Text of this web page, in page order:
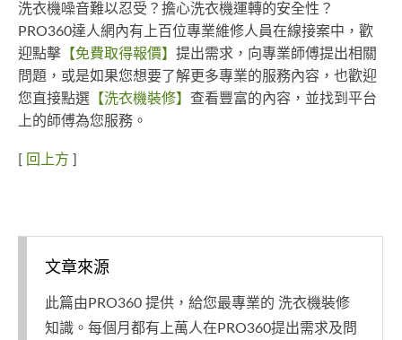
洗衣機噪音難以忍受？擔心洗衣機運轉的安全性？
PRO360達人網內有上百位專業維修人員在線接案中，歡
迎點擊 【免費取得報價】 提出需求，向專業師傅提出相關
問題，或是如果您想要了解更多專業的服務內容，也歡迎
您直接點選 【洗衣機裝修】 查看豐富的內容，並找到平台
上的師傅為您服務。
[ 回上方 ]
文章來源
此篇由PRO360 提供，給您最專業的 洗衣機裝修
知識。每個月都有上萬人在PRO360提出需求及問